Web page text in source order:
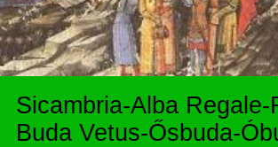
Sicambria-Alba Regale-
Buda Vetus-Ősbuda-